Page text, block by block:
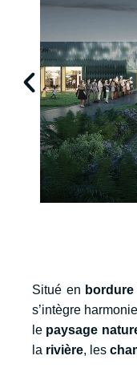
Situé en
s’intègre
le paysage
la rivière, les